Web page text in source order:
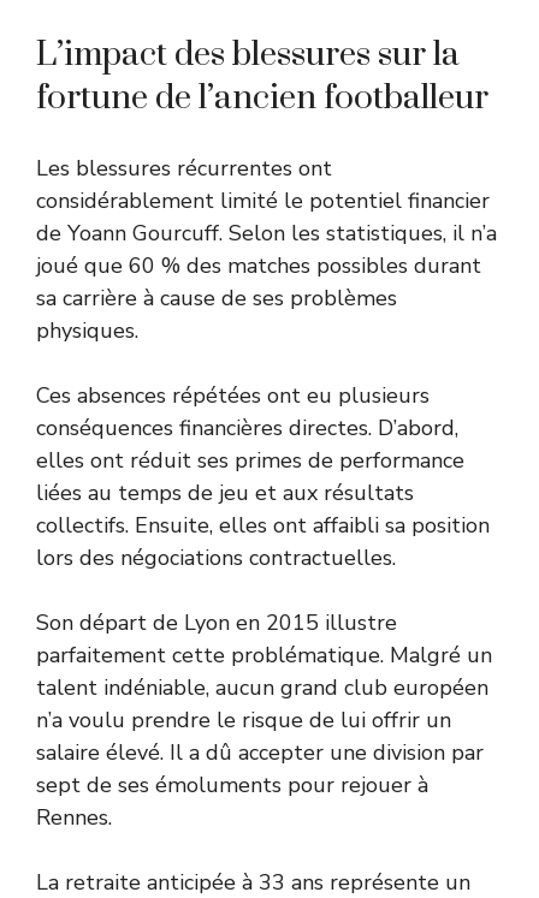
L’impact des blessures sur la
fortune de l’ancien footballeur
Les blessures récurrentes ont
considérablement limité le potentiel financier
de Yoann Gourcuff. Selon les statistiques, il n’a
joué que 60 % des matches possibles durant
sa carrière à cause de ses problèmes
physiques.
Ces absences répétées ont eu plusieurs
conséquences financières directes. D’abord,
elles ont réduit ses primes de performance
liées au temps de jeu et aux résultats
collectifs. Ensuite, elles ont affaibli sa position
lors des négociations contractuelles.
Son départ de Lyon en 2015 illustre
parfaitement cette problématique. Malgré un
talent indéniable, aucun grand club européen
n’a voulu prendre le risque de lui offrir un
salaire élevé. Il a dû accepter une division par
sept de ses émoluments pour rejouer à
Rennes.
La retraite anticipée à 33 ans représente un